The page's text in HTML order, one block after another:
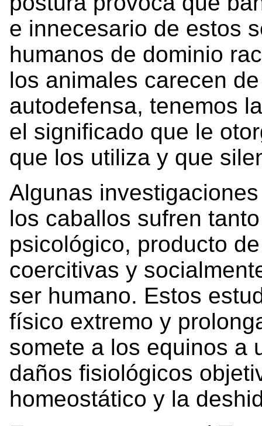
e innecesario de estos
humanos de dominio
los animales carecen
autodefensa, tenemos
el significado que le
que los utiliza y que
Algunas
los caballos sufren
psicológico, producto
coercitivas y
ser humano. Estos
físico extremo y
somete a los equinos a
daños fisiológicos
homeostático y la